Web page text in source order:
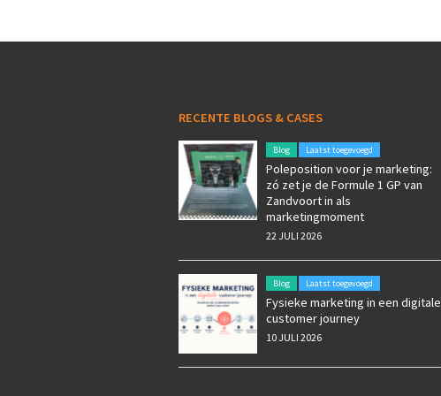
RECENTE BLOGS & CASES
Blog Laatst toegevoegd
Poleposition voor je marketing:
zó zet je de Formule 1 GP van
Zandvoort in als
marketingmoment
22 JULI 2026
Blog Laatst toegevoegd
Fysieke marketing in een digitale
customer journey
10 JULI 2026